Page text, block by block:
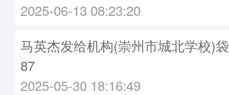
2025-06-13 08:23:20
马英杰发给机构(崇州市城北学校)
87
2025-05-30 18:16:49